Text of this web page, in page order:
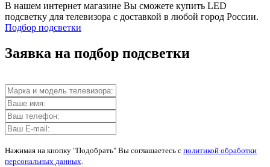
В нашем интернет магазине Вы сможете купить LED
подсветку для телевизора с доставкой в любой город России.
Подбор подсветки
Заявка на подбор подсветки
Нажимая на кнопку "Подобрать" Вы соглашаетесь с политикой обработки
персональных данных